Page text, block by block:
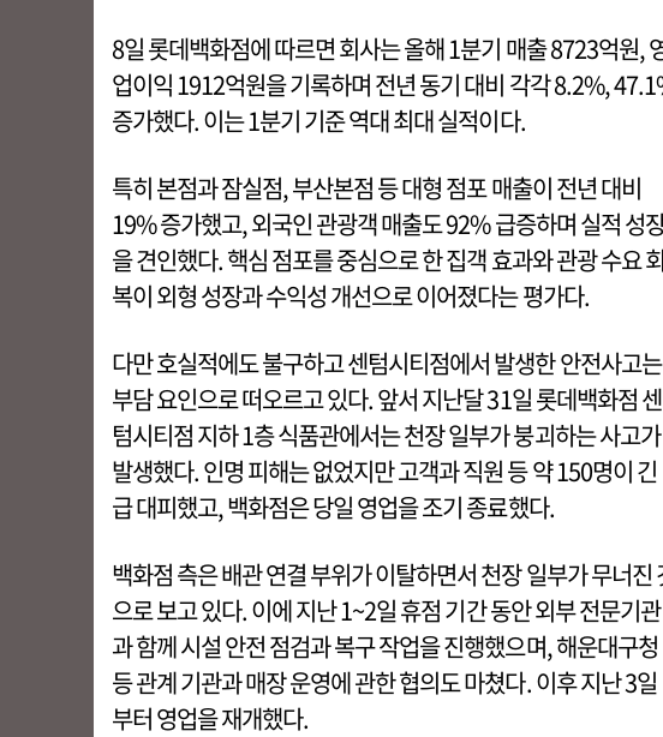
8일 롯데백화점에 따르면 회사는 올해 1분기 매출 8723억원,
업이익 1912억원을 기록하며 전년 동기 대비 각각 8.2%,
증가했다. 이는 1분기 기준 역대 최대 실적이다.
특히 본점과 잠실점, 부산본점 등 대형 점포 매출이 전년 대비
19% 증가했고, 외국인 관광객 매출도 92% 급증하며 실적 성
을 견인했다. 핵심 점포를 중심으로 한 집객 효과와 관광 수요
복이 외형 성장과 수익성 개선으로 이어졌다는 평가다.
다만 호실적에도 불구하고 센텀시티점에서 발생한 안전사고는
부담 요인으로 떠오르고 있다. 앞서 지난달 31일 롯데백화점 센
텀시티점 지하 1층 식품관에서는 천장 일부가 붕괴하는 사고가
발생했다. 인명 피해는 없었지만 고객과 직원 등 약 150명이 긴
급 대피했고, 백화점은 당일 영업을 조기 종료했다.
백화점 측은 배관 연결 부위가 이탈하면서 천장 일부가 무너진
으로 보고 있다. 이에 지난 1~2일 휴점 기간 동안 외부 전문기관
과 함께 시설 안전 점검과 복구 작업을 진행했으며, 해운대구청
등 관계 기관과 매장 운영에 관한 협의도 마쳤다. 이후 지난 3일
부터 영업을 재개했다.